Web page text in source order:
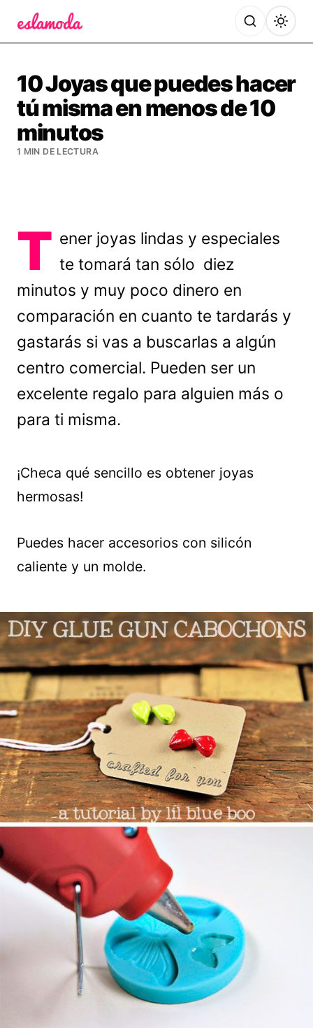
10 Joyas que puedes hacer
tú misma en menos de 10
minutos
1 MIN DE LECTURA
T ener joyas lindas y especiales
te tomará tan sólo diez
minutos y muy poco dinero en
comparación en cuanto te tardarás y
gastarás si vas a buscarlas a algún
centro comercial. Pueden ser un
excelente regalo para alguien más o
para ti misma.
¡Checa qué sencillo es obtener joyas
hermosas!
Puedes hacer accesorios con silicón
caliente y un molde.